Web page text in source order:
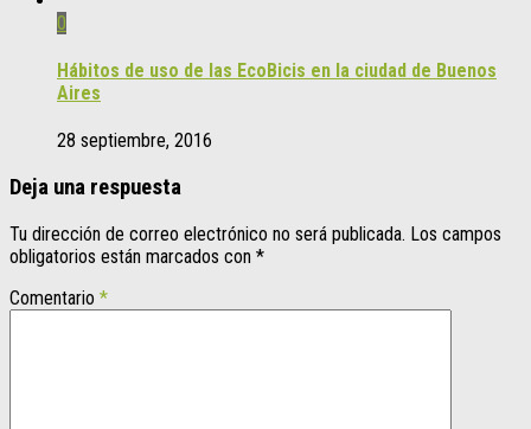
0
Hábitos de uso de las EcoBicis en la ciudad de Buenos
Aires
28 septiembre, 2016
Deja una respuesta
Tu dirección de correo electrónico no será publicada. Los campos
obligatorios están marcados con *
Comentario *